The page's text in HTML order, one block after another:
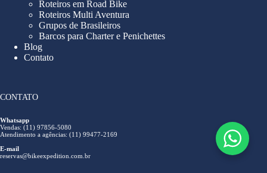
Roteiros em Road Bike
Roteiros Multi Aventura
Grupos de Brasileiros
Barcos para Charter e Penichettes
Blog
Contato
CONTATO
Whatsapp
Vendas: (11) 97856-5080
Atendimento a agências: (11) 99477-2169
E-mail
reservas@bikeexpedition.com.br